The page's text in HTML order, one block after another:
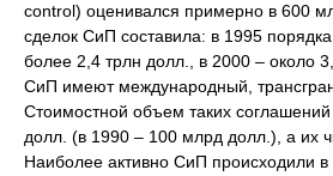
control) оценивался примерно в 600
сделок СиП составила: в 1995
более 2,4 трлн долл., в 2000 – около
СиП имеют международный,
Стоимостной объем таких
долл. (в 1990 – 100 млрд долл.), а их
Наиболее активно СиП происходили